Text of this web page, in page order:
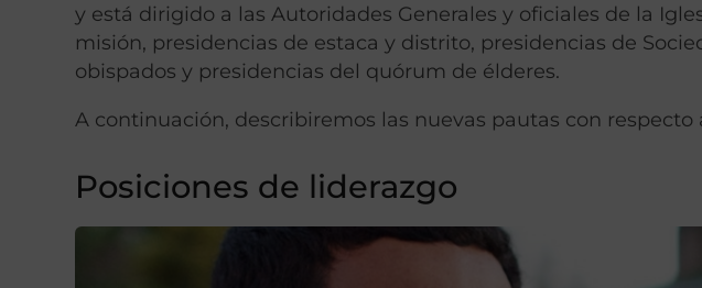
y está dirigido a las Autoridades Generales y oficiales de la
misión, presidencias de estaca y distrito, presidencias de
obispados y presidencias del quórum de élderes.
A continuación, describiremos las nuevas pautas con respecto
Posiciones de liderazgo